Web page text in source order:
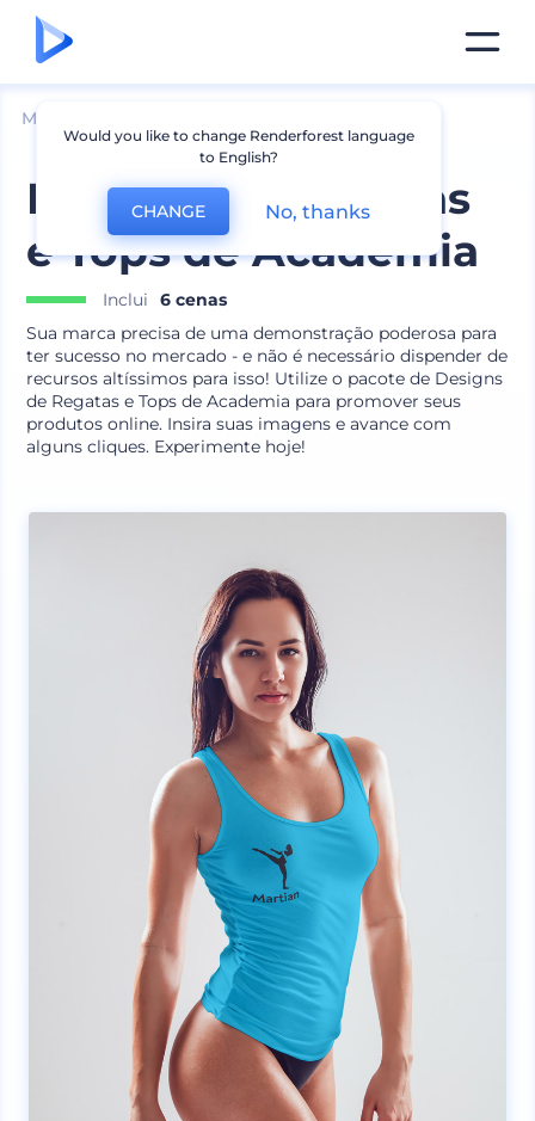
Mockups
Designs de Regatas
e Tops de Academia
Inclui
6 cenas
Sua marca precisa de uma demonstração poderosa para
ter sucesso no mercado - e não é necessário dispender de
recursos altíssimos para isso! Utilize o pacote de Designs
de Regatas e Tops de Academia para promover seus
produtos online. Insira suas imagens e avance com
alguns cliques. Experimente hoje!
Would you like to change Renderforest language
to English?
CHANGE No, thanks